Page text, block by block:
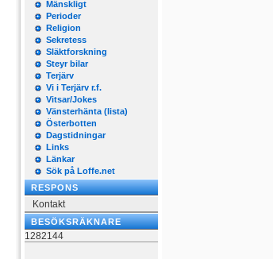
Mänskligt
Perioder
Religion
Sekretess
Släktforskning
Steyr bilar
Terjärv
Vi i Terjärv r.f.
Vitsar/Jokes
Vänsterhänta (lista)
Österbotten
Dagstidningar
Links
Länkar
Sök på Loffe.net
RESPONS
Kontakt
BESÖKSRÄKNARE
1282144